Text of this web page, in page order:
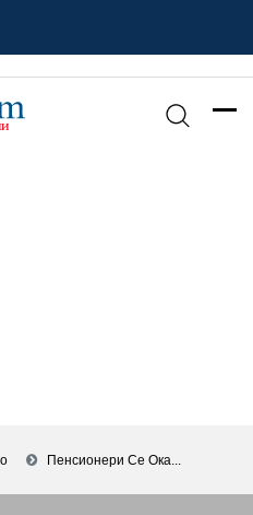
Пенсионери Се Ока...